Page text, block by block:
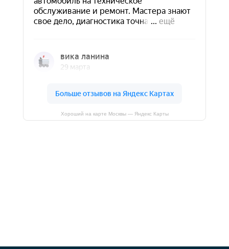
Хороший на карте Москвы — Яндекс Карты